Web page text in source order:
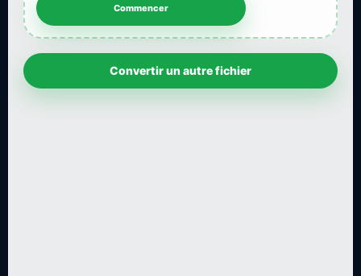
Convertir un autre fichier